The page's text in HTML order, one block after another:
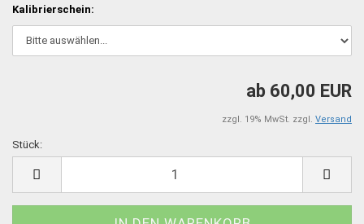
Kalibrierschein:
ab 60,00 EUR
zzgl. 19% MwSt. zzgl. Versand
Stück: